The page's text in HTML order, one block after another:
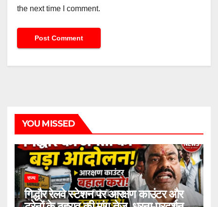
the next time I comment.
YOU MISSED
राज्य
गिद्धौर रेलवे स्टेशन पर आरक्षण काउंटर और